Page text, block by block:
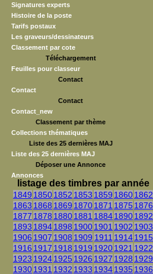
Signatures experts
Histoire de la poste
Tarifs postaux
Les graveurs/dessinateurs
Classement par cote
Téléchargement
Feuilles pour classeur
Contact
Contact
Contact
Contact_new
Classement par thème
Collections thématiques
Liste des 25 dernières MAJ
Liste des 25 dernières MAJ
Déposer une Annonce
Annonces
listage des timbres par année
1849 18501852 1853 1859 18601862
1863 1868 1869 18701871 1875 1876
1877 1878 18801881 188418901892
1893 18941898 19001901 1902 1903
1906 1907 1908 1909 1911 19141915
1916 1917 1918 1919 19201921 1922
1923 19241925 1926 1927 1928 1929
19301931 1932 1933 19341935 1936